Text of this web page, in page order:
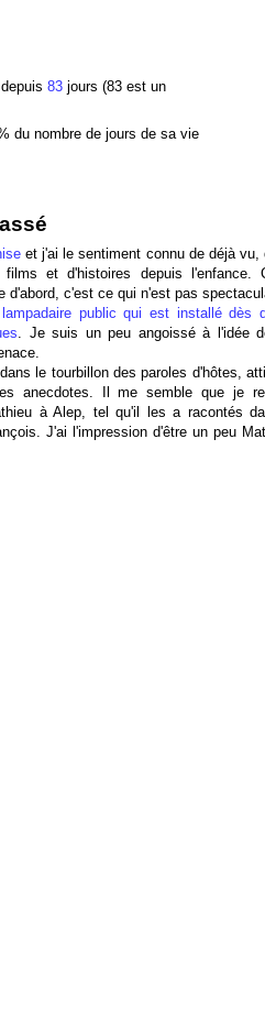
83 jours (83 est un
du nombre de jours de sa vie
et j'ai le sentiment connu de déjà vu,
et d'histoires depuis l'enfance.
d'abord, c'est ce qui n'est pas
public qui est installé dès
. Je suis un peu angoissé à l'idée
le tourbillon des paroles d'hôtes,
anecdotes. Il me semble que je
à Alep, tel qu'il les a racontés
J'ai l'impression d'être un peu